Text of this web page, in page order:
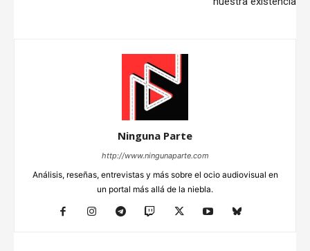
Ninguna Parte
http://www.ningunaparte.com
Análisis, reseñas, entrevistas y más sobre el ocio audiovisual en
un portal más allá de la niebla.